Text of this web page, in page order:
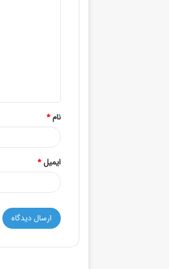
*
نام*
ایمیل*